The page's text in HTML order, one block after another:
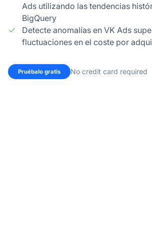
Ads utilizando las tendencias
BigQuery
Detecte anomalías en VK Ads
fluctuaciones en el coste por
Pruébalo gratis No credit card required